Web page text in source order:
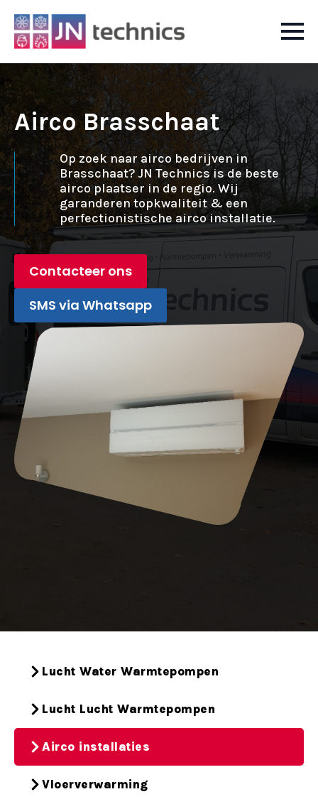
Airco Brasschaat
Op zoek naar airco bedrijven in
Brasschaat? JN Technics is de beste
airco plaatser in de regio. Wij
garanderen topkwaliteit & een
perfectionistische airco installatie.
Contacteer ons
SMS via Whatsapp
Lucht Water Warmtepompen
Lucht Lucht Warmtepompen
Airco installaties
Vloerverwarming